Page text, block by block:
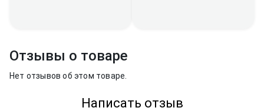
Отзывы о товаре
Нет отзывов об этом товаре.
Написать отзыв